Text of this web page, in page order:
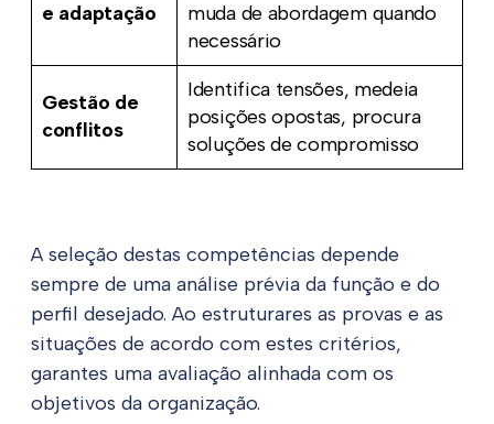
e adaptação
muda de abordagem quando
necessário
Gestão de
conflitos
Identifica tensões, medeia
posições opostas, procura
soluções de compromisso
A seleção destas competências depende
sempre de uma análise prévia da função e do
perfil desejado. Ao estruturares as provas e as
situações de acordo com estes critérios,
garantes uma avaliação alinhada com os
objetivos da organização.